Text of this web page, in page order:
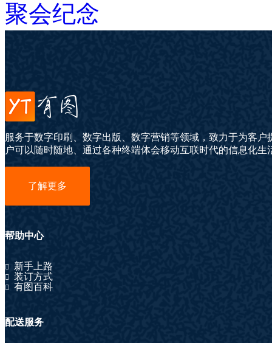
聚会纪念
服务于数字印刷、数字出版、数字营销等领域，致力于为客
户可以随时随地、通过各种终端体会移动互联时代的信息化生
了解更多
帮助中心
新手上路
装订方式
有图百科
配送服务